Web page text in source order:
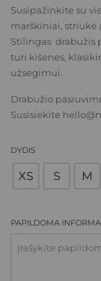
Susipažinkite su
marškiniai, striukė
Stilingas drabužis
turi kišenes,
užsegimui.
Drabužio
Susisiekite
DYDIS
XS S M
PAPILDOMA